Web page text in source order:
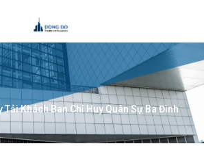
Tải Khách Ban Chỉ Huy Quân Sự Ba Đình